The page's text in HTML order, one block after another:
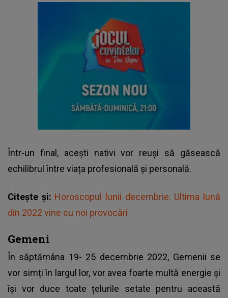
Într-un final, acești nativi vor reuși să găsească
echilibrul între viața profesională și personală.
Citește și: Horoscopul lunii decembrie. Ultima lună
din 2022 vine cu noi provocări
Gemeni
În săptămâna 19- 25 decembrie 2022, Gemenii se
vor simți în largul lor, vor avea foarte multă energie și
își vor duce toate țelurile setate pentru această